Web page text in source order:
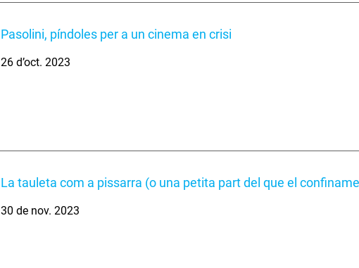
Pasolini, píndoles per a un cinema en crisi
26 d’oct. 2023
La tauleta com a pissarra (o una petita part del que el
30 de nov. 2023